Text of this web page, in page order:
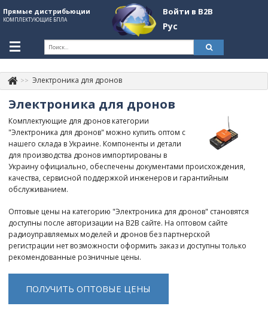
Прямые дистрибьюции
КОМПЛЕКТУЮЩИЕ БПЛА
Войти в B2B
Рус
+380507774092 Контакты
About Company
Обзоры
Категории
Бренды
Войти в B2B
Стать партнером
Электроника для дронов
Электроника для дронов
Комплектующие для дронов категории
"Электроника для дронов" можно купить оптом с
нашего склада в Украине. Компоненты и детали
для производства дронов импортированы в
Украину официально, обеспечены документами происхождения,
качества, сервисной поддержкой инженеров и гарантийным
обслуживанием.
Оптовые цены на категорию "Электроника для дронов" становятся
доступны после авторизации на B2B сайте. На оптовом сайте
радиоуправляемых моделей и дронов без партнерской
регистрации нет возможности оформить заказ и доступны только
рекомендованные розничные цены.
ПОЛУЧИТЬ ОПТОВЫЕ ЦЕНЫ